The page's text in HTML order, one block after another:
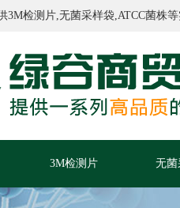
3M检测片,无菌采样袋,ATCC菌株
3M检测片 无菌